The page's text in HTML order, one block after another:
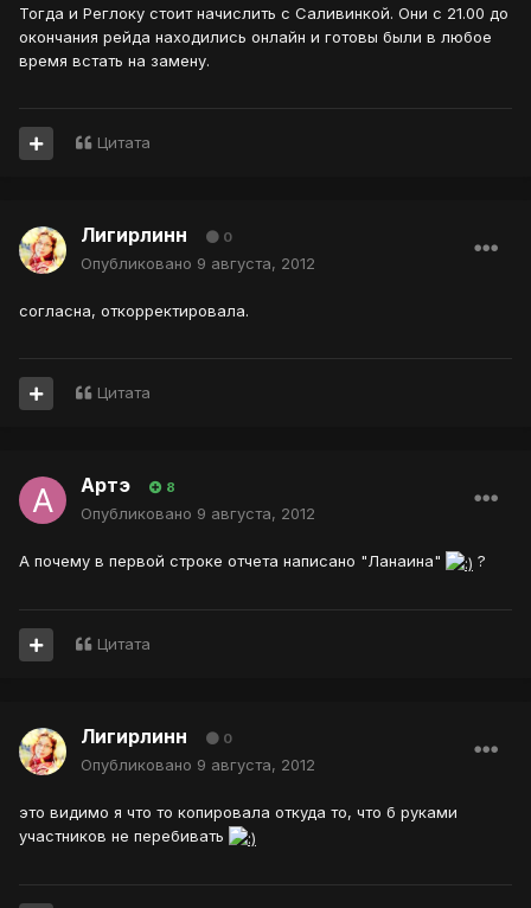
Тогда и Реглоку стоит начислить с Саливинкой. Они с 21.00 до
окончания рейда находились онлайн и готовы были в любое
время встать на замену.
Цитата
Лигирлинн 0
Опубликовано 9 августа, 2012
согласна, откорректировала.
Цитата
Артэ 8
Опубликовано 9 августа, 2012
А почему в первой строке отчета написано "Ланаина" ?
Цитата
Лигирлинн 0
Опубликовано 9 августа, 2012
это видимо я что то копировала откуда то, что б руками
участников не перебивать